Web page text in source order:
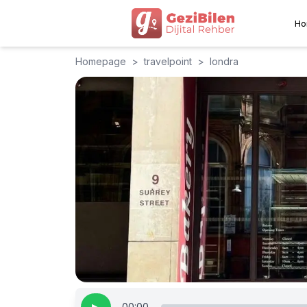
Homepage > travelpoint > londra